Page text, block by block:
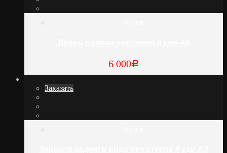
6 000Р
Заказать